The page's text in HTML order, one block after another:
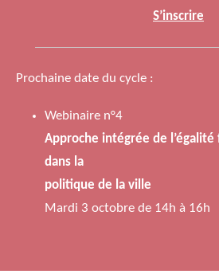
S’inscrire
Prochaine date du cycle :
Webinaire n°4
Approche intégrée de
dans la
politique de la ville
Mardi 3 octobre de 14h à 16h